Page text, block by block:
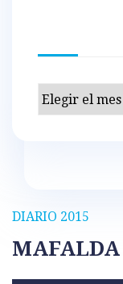
DIARIO 2015
MAFALDA
Archivos